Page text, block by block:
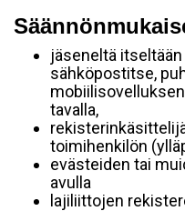
jäseneltä
sähköpostitse,
tavalla,
toimihenkilön
evästeiden tai
avulla
lajiliittojen